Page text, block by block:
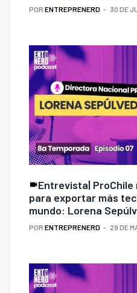
POR ENTREPRENERD 30 DE
Entrevista|
para exportar más
mundo: Lorena
POR ENTREPRENERD 29 DE